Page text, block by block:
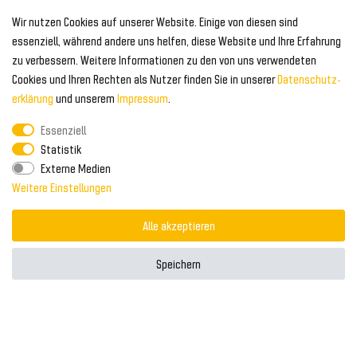
Wir nutzen Cookies auf unserer Website. Einige von diesen sind
essenziell, während andere uns helfen, diese Website und Ihre Erfahrung
zu verbessern. Weitere Informationen zu den von uns verwendeten
Cookies und Ihren Rechten als Nutzer finden Sie in unsererDaten­schutz­
erklärung und unserem Impressum.
Essenziell
Statistik
Externe Medien
Weitere Einstellungen
Alle akzeptieren
Speichern
Frontspoiler
Heckspoiler
Kabelbäume
Kühlergrill
FOLGEN SIE UNS AUF
Tuning Fanatics
ZAHLUNG & VERSAND
Zahlungsanbieter
Versand & Zahlung
WELTWEITER VERSAND
© 2026 Tuning Fanatics